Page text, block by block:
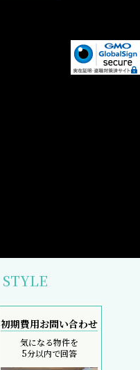
STYLE
初期費用お問い合わせ
気になる物件を
5分以内で回答